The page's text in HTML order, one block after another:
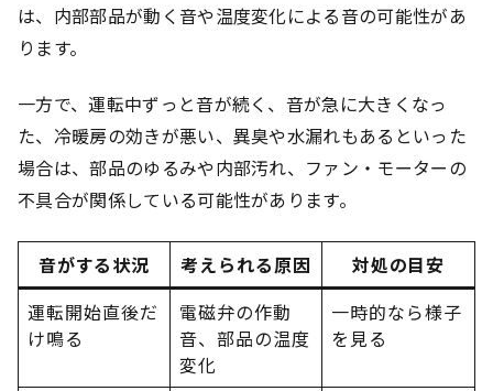
は、内部部品が動く音や温度変化による音の可能性があ
ります。
一方で、運転中ずっと音が続く、音が急に大きくなっ
た、冷暖房の効きが悪い、異臭や水漏れもあるといった
場合は、部品のゆるみや内部汚れ、ファン・モーターの
不具合が関係している可能性があります。
音がする状況 考えられる原因
対処の目安
運転開始直後だ
け鳴る
電磁弁の作動
音、部品の温度
変化
一時的なら様子
を見る